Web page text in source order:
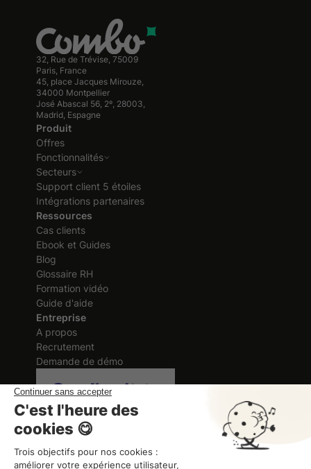
32, Rue de Trévise, 75009
Paris, France
45, place Jacques Mirouze,
34000 Montpellier
José Abascal 56, 2º, 28003,
Madrid, Espagne
Produit
Offres
Fonctionnalités
Secteurs
Support client 5 étoiles
Intégrations partenaires
Ressources
Cas clients
Ebook et Guides
Blog
Glossaire RH
Formation vidéo
Guide d'aide
Entreprise
A propos
Recrutement
Demande de démo
Certification délivrée au titre des
actions de formation